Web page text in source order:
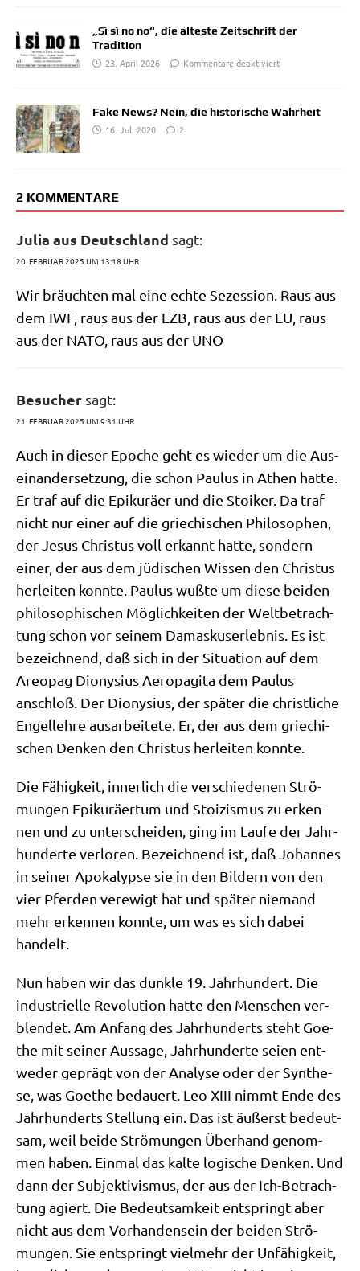
„Sì sì no no“, die älteste Zeitschrift der
Tradition
23. April 2026
Kommentare deaktiviert
Fake News? Nein, die historische Wahrheit
16. Juli 2020
2
2 KOMMENTARE
Julia aus Deutschland sagt:
20. FEBRUAR 2025 UM 13:18 UHR
Wir bräuch­ten mal eine ech­te Sezes­si­on. Raus aus
dem IWF, raus aus der EZB, raus aus der EU, raus
aus der NATO, raus aus der UNO
Besucher sagt:
21. FEBRUAR 2025 UM 9:31 UHR
Auch in die­ser Epo­che geht es wie­der um die Aus­
ein­an­der­set­zung, die schon Pau­lus in Athen hat­te.
Er traf auf die Epi­kurä­er und die Stoi­ker. Da traf
nicht nur einer auf die grie­chi­schen Phi­lo­so­phen,
der Jesus Chri­stus voll erkannt hat­te, son­dern
einer, der aus dem jüdi­schen Wis­sen den Chri­stus
her­lei­ten konn­te. Pau­lus wuß­te um die­se bei­den
phi­lo­so­phi­schen Mög­lich­kei­ten der Welt­be­trach­
tung schon vor sei­nem Damas­kus­er­leb­nis. Es ist
bezeich­nend, daß sich in der Situa­ti­on auf dem
Areo­pag Dio­ny­si­us Aero­pa­gi­ta dem Pau­lus
anschloß. Der Dio­ny­si­us, der spä­ter die christ­li­che
Engel­leh­re aus­ar­bei­te­te. Er, der aus dem grie­chi­
schen Den­ken den Chri­stus her­lei­ten konnte.
Die Fähig­keit, inner­lich die ver­schie­de­nen Strö­
mun­gen Epi­kurä­er­tum und Stoi­zis­mus zu erken­
nen und zu unter­schei­den, ging im Lau­fe der Jahr­
hun­der­te ver­lo­ren. Bezeich­nend ist, daß Johan­nes
in sei­ner Apo­ka­lyp­se sie in den Bil­dern von den
vier Pfer­den ver­ewigt hat und spä­ter nie­mand
mehr erken­nen konn­te, um was es sich dabei
handelt.
Nun haben wir das dunk­le 19. Jahr­hun­dert. Die
indu­stri­el­le Revo­lu­ti­on hat­te den Men­schen ver­
blen­det. Am Anfang des Jahr­hun­derts steht Goe­
the mit sei­ner Aus­sa­ge, Jahr­hun­der­te sei­en ent­
we­der geprägt von der Ana­ly­se oder der Syn­the­
se, was Goe­the bedau­ert. Leo XIII nimmt Ende des
Jahr­hun­derts Stel­lung ein. Das ist äußerst bedeut­
sam, weil bei­de Strö­mun­gen Über­hand genom­
men haben. Ein­mal das kal­te logi­sche Den­ken. Und
dann der Sub­jek­ti­vis­mus, der aus der Ich-Betrach­
tung agiert. Die Bedeut­sam­keit ent­springt aber
nicht aus dem Vor­han­den­sein der bei­den Strö­
mun­gen. Sie ent­springt viel­mehr der Unfä­hig­keit,